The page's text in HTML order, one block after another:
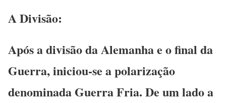
A Divisão:
Após a divisão da Alemanha e o final da
Guerra, iniciou-se a polarização
denominada Guerra Fria. De um lado a